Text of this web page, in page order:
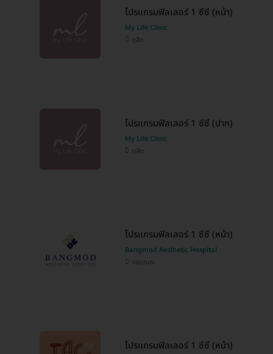
โปรแกรมฟิลเลอร์ 1 ซีซี (หน้า)
My Life Clinic
ดุสิต
โปรแกรมฟิลเลอร์ 1 ซีซี (ปาก)
My Life Clinic
ดุสิต
โปรแกรมฟิลเลอร์ 1 ซีซี (หน้า)
Bangmod Aesthetic Hospital
จอมทอง
โปรแกรมฟิลเลอร์ 1 ซีซี (หน้า)